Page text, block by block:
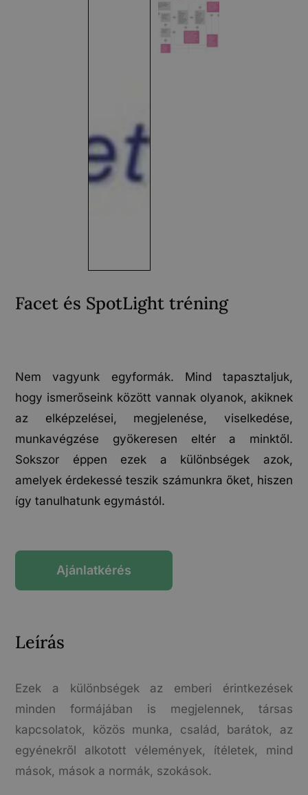
Facet és SpotLight tréning
Nem vagyunk egyformák. Mind tapasztaljuk,
hogy ismerőseink között vannak olyanok, akiknek
az elképzelései, megjelenése, viselkedése,
munkavégzése gyökeresen eltér a minktől.
Sokszor éppen ezek a különbségek azok,
amelyek érdekessé teszik számunkra őket, hiszen
így tanulhatunk egymástól.
Ajánlatkérés
Leírás
Ezek a különbségek az emberi érintkezések
minden formájában is megjelennek, társas
kapcsolatok, közös munka, család, barátok, az
egyénekről alkotott vélemények, ítéletek, mind
mások, mások a normák, szokások.